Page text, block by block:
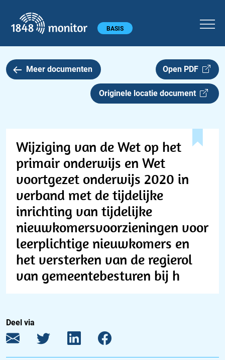
Hoofdmenu BASIS
Meer documenten Open PDF
Originele locatie document
Wijziging van de Wet op het
primair onderwijs en Wet
voortgezet onderwijs 2020 in
verband met de tijdelijke
inrichting van tijdelijke
nieuwkomersvoorzieningen voor
leerplichtige nieuwkomers en
het versterken van de regierol
van gemeentebesturen bij h
Deel via